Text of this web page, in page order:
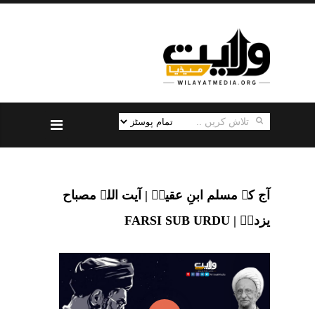
آج کے مسلم ابنِ عقیلؑ | آیت اللہ مصباح
یزدیؒ | FARSI SUB URDU